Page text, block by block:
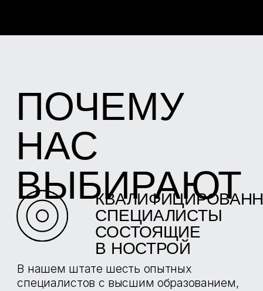
FLIR C3X И
TESTO 865
Используется для проведения инспекций
строительных объектов, энергоаудита и
оценке эффективности работы систем
энергосетей, техобслуживании
промышленного оборудования и др.
СКЛЕРОМЕТР